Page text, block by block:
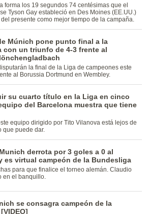
forma los 19 segundos 74 centésimas que el
Tyson Gay estableció en Des Moines (EE.UU.)
presente como mejor tiempo de la campaña.
Múnich pone punto final a la
con un triunfo de 4-3 frente al
la final de la Liga de campeones este
al Borussia Dortmund en Wembley.
su cuarto título en la Liga en cinco
del Barcelona muestra que tiene
equipo dirigido por Tito Vilanova está lejos de
que puede dar.
derrota por 3 goles a 0 al
es virtual campeón de la Bundesliga
para que finalice el torneo alemán. Claudio
en el banquillo.
se consagra campeón de la